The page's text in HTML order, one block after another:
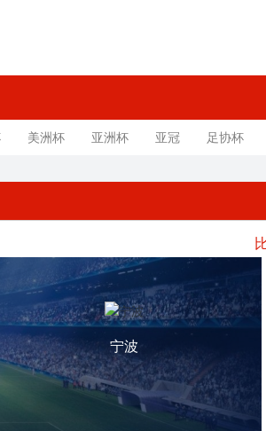
美洲杯 亚洲杯 亚冠 足协杯
宁波